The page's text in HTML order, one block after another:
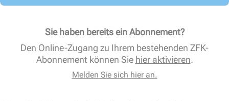
Sie haben bereits ein Abonnement?
Den Online-Zugang zu Ihrem bestehenden ZFK-
Abonnement können Sie hier aktivieren.
Melden Sie sich hier an.